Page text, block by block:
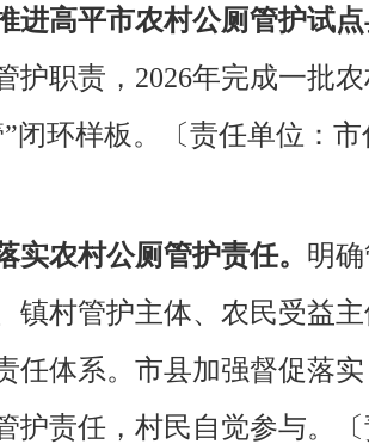
进高平市农村公厕管护试
护职责，2026年完成一批
闭环样板。〔责任单位：
实农村公厕管护责任。 明
镇村管护主体、农民受益
任体系。市县加强督促落
护责任，村民自觉参与。